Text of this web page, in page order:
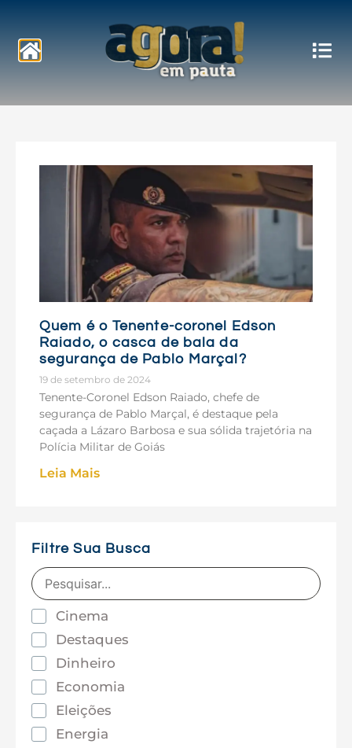
Notícias
Quem é o Tenente-coronel Edson
Raiado, o casca de bala da
segurança de Pablo Marçal?
19 de setembro de 2024
Tenente-Coronel Edson Raiado, chefe de
segurança de Pablo Marçal, é destaque pela
caçada a Lázaro Barbosa e sua sólida trajetória na
Polícia Militar de Goiás
Leia Mais
Filtre Sua Busca
Cinema
Destaques
Dinheiro
Economia
Eleições
Energia